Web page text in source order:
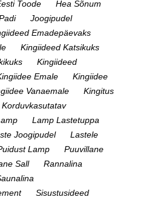
Toode
Hea Sõnum
Joogipudel
Emadepäevaks
Kingiideed Katsikuks
Kingiideed
Emale
Kingiidee
Vanaemale
Kingitus
Korduvkasutatav
Lamp Lastetuppa
Joogipudel
Lastele
Lamp
Puuvillane
Sall
Rannalina
Sisustusideed